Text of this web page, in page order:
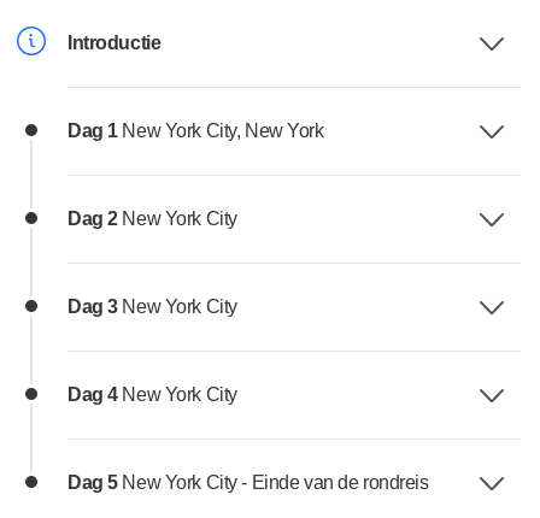
Introductie
Dag 1 New York City, New York
Dag 2 New York City
Dag 3 New York City
Dag 4 New York City
Dag 5 New York City - Einde van de rondreis